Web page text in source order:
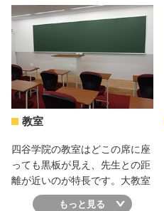
ているので、いつも快適に使う
ことができます。
教室
四谷学院の教室はどこの席に座
っても黒板が見え、先生との距
離が近いのが特長です。大教室
では受け身になりがちですが、
もっと見る